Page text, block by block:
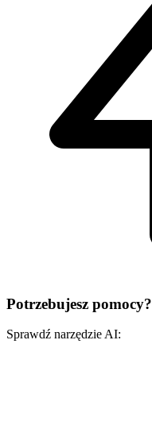
Potrzebujesz pomocy?
Sprawdź narzędzie AI: